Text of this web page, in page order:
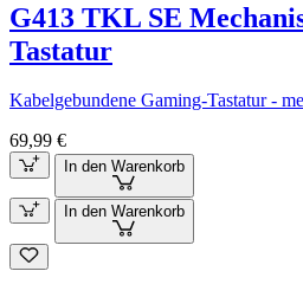
G413 TKL SE
Tastatur
Kabelgebundene Gaming-Tastatur -
69,99 €
In den Warenkorb
In den Warenkorb